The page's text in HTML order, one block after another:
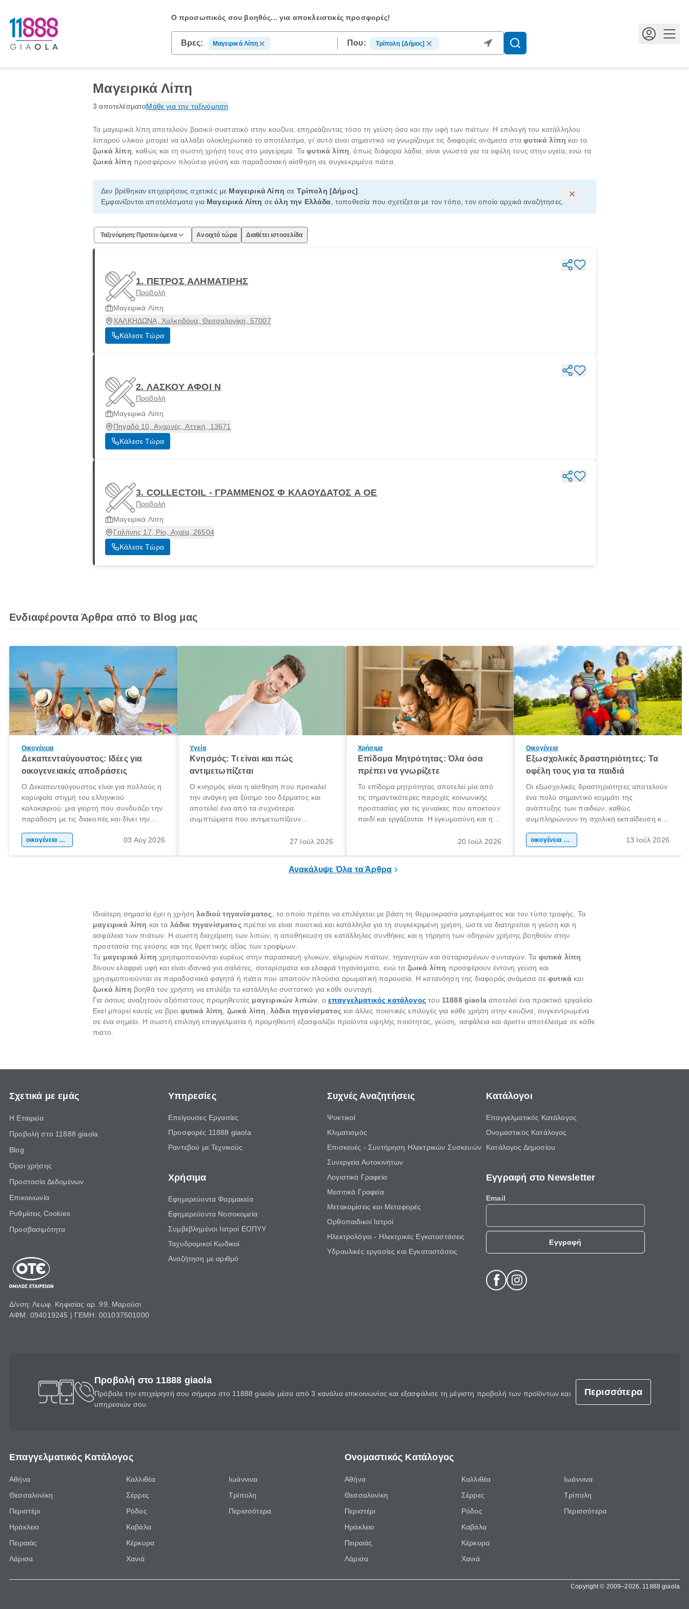
Ο προσωπικός σου βοηθός...για αποκλειστικές προσφορές!
Βρες: Μαγειρικά Λίπη Που: Τρίπολη [Δήμος]
Μαγειρικά Λίπη
3 αποτελέσματαΜάθε για την ταξινόμηση
Τα μαγειρικά λίπη αποτελούν βασικό συστατικό στην κουζίνα, επηρεάζοντας τόσο τη γεύση όσο και την υφή των πιάτων. Η επιλογή του κατάλληλου
λιπαρού υλικού μπορεί να αλλάξει ολοκληρωτικά το αποτέλεσμα, γι’ αυτό είναι σημαντικό να γνωρίζουμε τις διαφορές ανάμεσα σταφυτικά λίπη και τα
ζωικά λίπη , καθώς και τη σωστή χρήση τους στο μαγείρεμα. Ταφυτικά λίπη , όπως διάφορα λάδια, είναι γνωστά για τα οφέλη τους στην υγεία, ενώ τα
ζωικά λίπη προσφέρουν πλούσια γεύση και παραδοσιακή αίσθηση σε συγκεκριμένα πιάτα.
Δεν βρέθηκαν επιχειρήσεις σχετικές με Μαγειρικά Λίπη σε Τρίπολη [Δήμος]
Εμφανίζονται αποτελέσματα για Μαγειρικά Λίπη σεόλη την Ελλάδα , τοποθεσία που σχετίζεται με τον τόπο, τον οποίο αρχικά αναζήτησες.
Ταξινόμηση: Προτεινόμενα Ανοιχτό τώρα Διαθέτει ιστοσελίδα
1. ΠΕΤΡΟΣ ΑΛΗΜΑΤΙΡΗΣ
Προβολή
Μαγειρικά Λίπη
ΧΑΛΚΗΔΩΝΑ, Χαλκηδόνα, Θεσσαλονίκη, 57007
Κάλεσε Τώρα
2. ΛΑΣΚΟΥ ΑΦΟΙ Ν
Προβολή
Μαγειρικά Λίπη
Πηγαδά 10, Αχαρνές, Αττική, 13671
Κάλεσε Τώρα
3. COLLECTOIL - ΓΡΑΜΜΕΝΟΣ Φ ΚΛΑΟΥΔΑΤΟΣ Α ΟΕ
Προβολή
Μαγειρικά Λίπη
Γαλήνης 17, Ρίο, Αχαϊα, 26504
Κάλεσε Τώρα
Ενδιαφέροντα Άρθρα από το Blog μας
Οικογένεια
Δεκαπενταύγουστος: Ιδέες για
οικογενειακές αποδράσεις
Ο Δεκαπενταύγουστος είναι για πολλούς η
κορυφαία στιγμή του ελληνικού
καλοκαιριού: μια γιορτή που συνδυάζει την
παράδοση με τις διακοπές και δίνει την
χώρας. Είτε πρόκειται για λίγες μέρες
οικογένεια & παιδί 03 Αύγ 2026
Υγεία
Κνησμός: Τι είναι και πώς
αντιμετωπίζεται
Ο κνησμός είναι η αίσθηση που προκαλεί
την ανάγκη για ξύσιμο του δέρματος και
αποτελεί ένα από τα συχνότερα
συμπτώματα που αντιμετωπίζουν
πληροφορίες για το «κνησμός τι είναι»,
27 Ιούλ 2026
Χρήσιμα
Επίδομα Μητρότητας: Όλα όσα
πρέπει να γνωρίζετε
Το επίδομα μητρότητας αποτελεί μία από
τις σημαντικότερες παροχές κοινωνικής
προστασίας για τις γυναίκες που αποκτούν
παιδί και εργάζονται. Η εγκυμοσύνη και η
σημαντική περίοδος στη ζωή κάθε20 Ιούλ 2026
Οικογένεια
Εξωσχολικές δραστηριότητες: Τα
οφέλη τους για τα παιδιά
Οι εξωσχολικές δραστηριότητες αποτελούν
ένα πολύ σημαντικό κομμάτι της
ανάπτυξης των παιδιών, καθώς
συμπληρώνουν τη σχολική εκπαίδευση και
της προσωπικότητας, της κοινωνικότητας
οικογένεια & παιδί 13 Ιούλ 2026
Ανακάλυψε Όλα τα Άρθρα
Ιδιαίτερη σημασία έχει η χρήσηλαδιού τηγανίσματος , το οποίο πρέπει να επιλέγεται με βάση τη θερμοκρασία μαγειρέματος και τον τύπο τροφής. Τα
μαγειρικά λίπη και τα λάδια τηγανίσματοςπρέπει να είναι ποιοτικά και κατάλληλα για τη συγκεκριμένη χρήση, ώστε να διατηρείται η γεύση και η
ασφάλεια των πιάτων. Η σωστή διαχείριση των λιπών, η αποθήκευση σε κατάλληλες συνθήκες και η τήρηση των οδηγιών χρήσης βοηθούν στην
προστασία της γεύσης και της θρεπτικής αξίας των τροφίμων.
Τα μαγειρικά λίπη χρησιμοποιούνται ευρέως στην παρασκευή γλυκών, αλμυρών πιάτων, τηγανητών και σοταρισμένων συνταγών. Τα φυτικά λίπη
δίνουν ελαφριά υφή και είναι ιδανικά για σαλάτες, σοταρίσματα και ελαφρά τηγανίσματα, ενώ τα ζωικά λίπη προσφέρουν έντονη γεύση και
χρησιμοποιούνται σε παραδοσιακά φαγητά ή πιάτα που απαιτούν πλούσια αρωματική παρουσία. Η κατανόηση της διαφοράς ανάμεσα σεφυτικά και
ζωικά λίπη βοηθά τον χρήστη να επιλέξει το κατάλληλο συστατικό για κάθε συνταγή.
Για όσους αναζητούν αξιόπιστους προμηθευτές μαγειρικών λιπών , ο επαγγελματικός κατάλογος του 11888 giaolaαποτελεί ένα πρακτικό εργαλείο.
Εκεί μπορεί κανείς να βρει φυτικά λίπη ζωικά λίπη λάδια τηγανίσματοςκαι άλλες ποιοτικές επιλογές για κάθε χρήση στην κουζίνα, συγκεντρωμένα
σε ένα σημείο. Η σωστή επιλογή επαγγελματία ή προμηθευτή εξασφαλίζει προϊόντα υψηλής ποιότητας, γεύση, ασφάλεια και άριστο αποτέλεσμα σε κάθε
πιάτο.
Σχετικά με εμάς
Η Εταιρεία
Προβολή στο 11888 giaola
Blog
Όροι χρήσης
Προστασία Δεδομένων
Επικοινωνία
Ρυθμίσεις Cookies
Προσβασιμότητα
Δ/νση: Λεωφ. Κηφισίας αρ. 99, Μαρούσι
ΑΦΜ: 094019245 | ΓΕΜΗ: 001037501000
Υπηρεσίες
Επείγουσες Εργασίες
Προσφορές 11888 giaola
Ραντεβού με Τεχνικούς
Χρήσιμα
Εφημερεύοντα Φαρμακεία
Εφημερεύοντα Νοσοκομεία
Συμβεβλημένοι Ιατροί ΕΟΠΥΥ
Ταχυδρομικοί Κωδικοί
Αναζήτηση με αριθμό
Συχνές Αναζητήσεις
Ψυκτικοί
Κλιματισμός
Επισκευές - Συντήρηση Ηλεκτρικών Συσκευών
Συνεργεία Αυτοκινήτων
Λογιστικά Γραφεία
Μεσιτικά Γραφεία
Μετακομίσεις και Μεταφορές
Ορθοπαιδικοί Ιατροί
Ηλεκτρολόγοι - Ηλεκτρικές Εγκαταστάσεις
Υδραυλικές εργασίες και Εγκαταστάσεις
Κατάλογοι
Επαγγελματικός Κατάλογος
Ονομαστικός Κατάλογος
Κατάλογος Δημοσίου
Εγγραφή στο Newsletter
Email
Εγγραφή
Προβολή στο 11888 giaola
Πρόβαλε την επιχείρησή σου σήμερα στο 11888 giaola μέσα από 3 κανάλια επικοινωνίας και εξασφάλισε τη μέγιστη προβολή των προϊόντων και
υπηρεσιών σου.
Περισσότερα
Επαγγελματικός Κατάλογος
Αθήνα
Θεσσαλονίκη
Περιστέρι
Ηράκλειο
Πειραιάς
Λάρισα
Καλλιθέα
Σέρρες
Ρόδος
Καβάλα
Κέρκυρα
Χανιά
Ιωάννινα
Τρίπολη
Περισσότερα
Ονομαστικός Κατάλογος
Αθήνα
Θεσσαλονίκη
Περιστέρι
Ηράκλειο
Πειραιάς
Λάρισα
Καλλιθέα
Σέρρες
Ρόδος
Καβάλα
Κέρκυρα
Χανιά
Ιωάννινα
Τρίπολη
Περισσότερα
Copyright © 2009–2026, 11888 giaola